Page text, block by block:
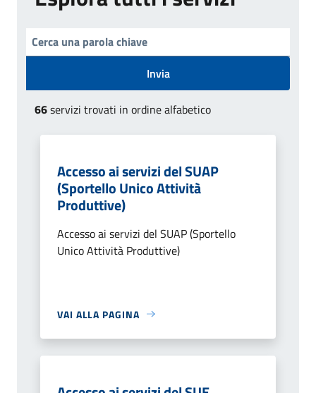
Invia
66servizi trovati in ordine alfabetico
Accesso ai servizi del SUAP
(Sportello Unico Attività
Produttive)
Accesso ai servizi del SUAP (Sportello
Unico Attività Produttive)
VAI ALLA PAGINA